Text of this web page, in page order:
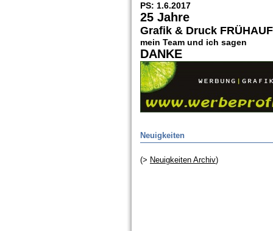
PS: 1.6.2017
25 Jahre
Grafik & Druck FRÜHAUF
mein Team und ich sagen
DANKE
Neuigkeiten
(> Neuigkeiten Archiv)